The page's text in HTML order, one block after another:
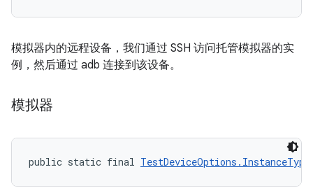
模拟器内的远程设备，我们通过 SSH 访问托管模拟器的实
例，然后通过 adb 连接到该设备。
模拟器
public static final TestDeviceOptions.InstanceType